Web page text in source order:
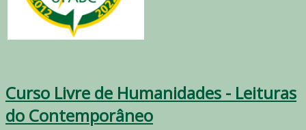
Curso Livre de Humanidades - Leituras
do Contemporâneo